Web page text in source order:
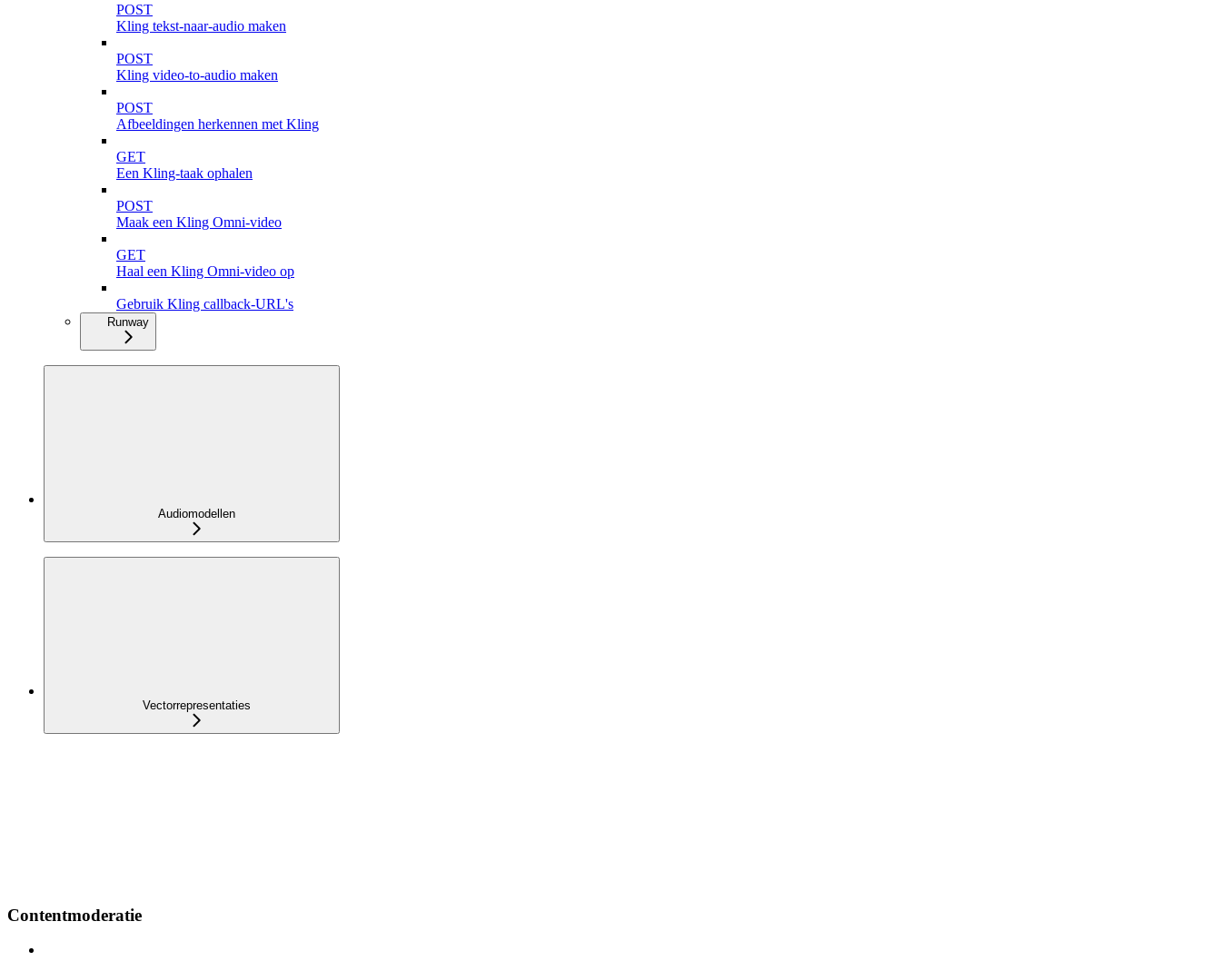
POST
Kling tekst-naar-audio maken
POST
Kling video-to-audio maken
POST
Afbeeldingen herkennen met Kling
GET
Een Kling-taak ophalen
POST
Maak een Kling Omni-video
GET
Haal een Kling Omni-video op
Gebruik Kling callback-URL's
Runway
Audiomodellen
Vectorrepresentaties
Contentmoderatie